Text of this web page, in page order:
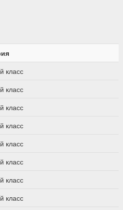
класс
класс
класс
класс
класс
класс
класс
класс